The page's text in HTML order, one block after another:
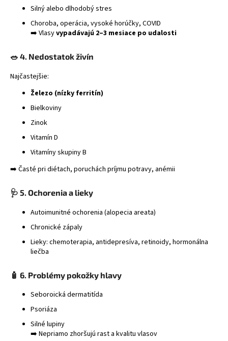
Silný alebo dlhodobý stres
Choroba, operácia, vysoké horúčky, COVID
➡️ Vlasyvypadávajú 2–3 mesiace po udalosti
🥗 4. Nedostatok živín
Najčastejšie:
Železo (nízky ferritín)
Bielkoviny
Zinok
Vitamín D
Vitamíny skupiny B
➡️ Časté pri diétach, poruchách príjmu potravy, anémii
🩺 5. Ochorenia a lieky
Autoimunitné ochorenia (alopecia areata)
Chronické zápaly
Lieky: chemoterapia, antidepresíva, retinoidy, hormonálna
liečba
🧴 6. Problémy pokožky hlavy
Seboroická dermatitída
Psoriáza
Silné lupiny
➡️ Nepriamo zhoršujú rast a kvalitu vlasov
HĽADAŤ